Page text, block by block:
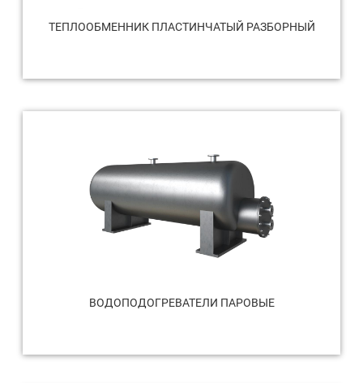
ТЕПЛООБМЕННИК ПЛАСТИНЧАТЫЙ РАЗБОРНЫЙ
ВОДОПОДОГРЕВАТЕЛИ ПАРОВЫЕ